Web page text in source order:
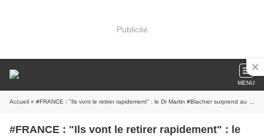
Publicité
MENU
Accueil » #FRANCE : "Ils vont le retirer rapidement" : le Dr Martin #Blachier surprend au sujet du #pass sanitaire
#FRANCE : "Ils vont le retirer rapidement" : le